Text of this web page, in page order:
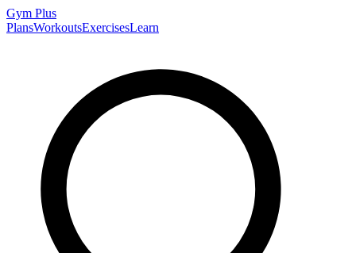
Gym Plus
PlansWorkoutsExercisesLearn